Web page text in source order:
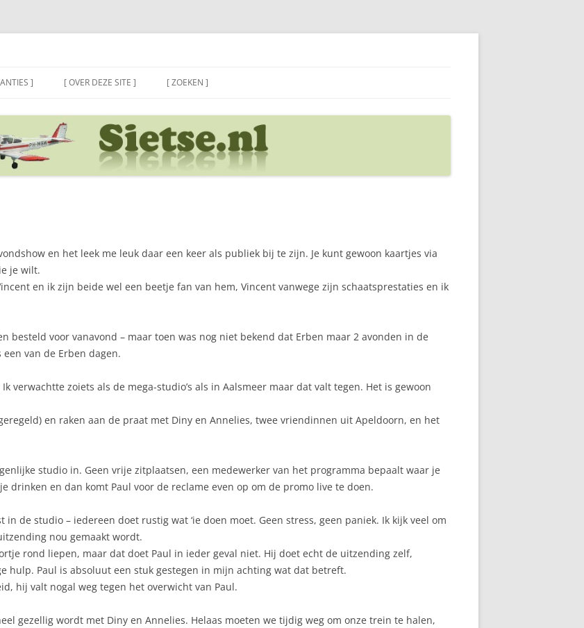
] [ OVER DEZE SITE ] [ ZOEKEN ]
en het leek me leuk daar een keer als publiek bij te zijn. Je kunt gewoon kaartjes via
je wilt.
en ik zijn beide wel een beetje fan van hem, Vincent vanwege zijn schaatsprestaties en ik
besteld voor vanavond – maar toen was nog niet bekend dat Erben maar 2 avonden in de
van de Erben dagen.
verwachtte zoiets als de mega-studio’s als in Aalsmeer maar dat valt tegen. Het is gewoon
en raken aan de praat met Diny en Annelies, twee vriendinnen uit Apeldoorn, en het
studio in. Geen vrije zitplaatsen, een medewerker van het programma bepaalt waar je
drinken en dan komt Paul voor de reclame even op om de promo live te doen.
de studio – iedereen doet rustig wat ‘ie doen moet. Geen stress, geen paniek. Ik kijk veel om
nou gemaakt wordt.
rond liepen, maar dat doet Paul in ieder geval niet. Hij doet echt de uitzending zelf,
hulp. Paul is absoluut een stuk gestegen in mijn achting wat dat betreft.
hij valt nogal weg tegen het overwicht van Paul.
gezellig wordt met Diny en Annelies. Helaas moeten we tijdig weg om onze trein te halen,